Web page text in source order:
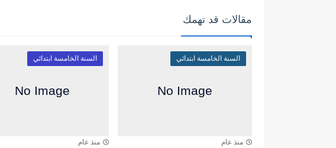
مقالات قد تهمك
السنة الخامسة ابتدائي
منذ عام
السنة الخامسة ابتدائي
منذ عام